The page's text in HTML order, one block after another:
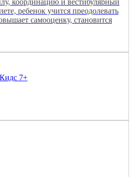
ребенок учится преодолевать
самооценку, становится
7+